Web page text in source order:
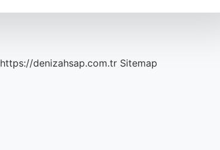
https://denizahsap.com.tr Sitemap